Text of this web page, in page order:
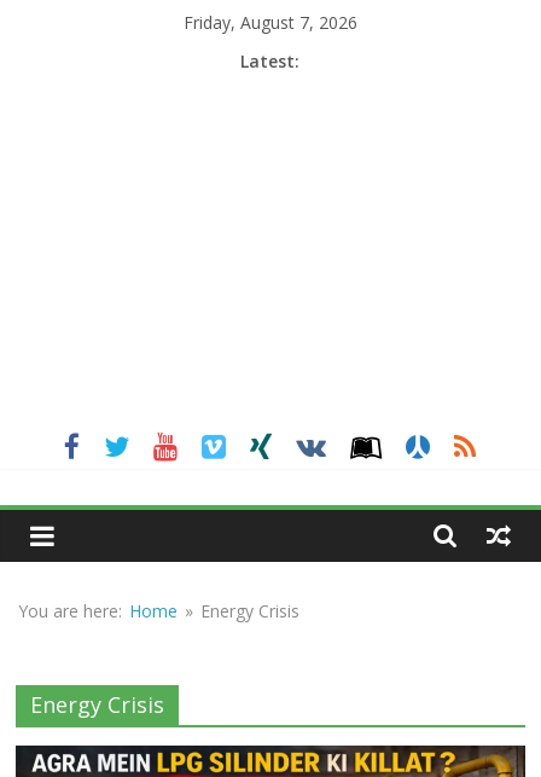
Friday, August 7, 2026
Latest:
MGNEWSINDIA
Sach
You are here: Home » Energy Crisis
Energy Crisis